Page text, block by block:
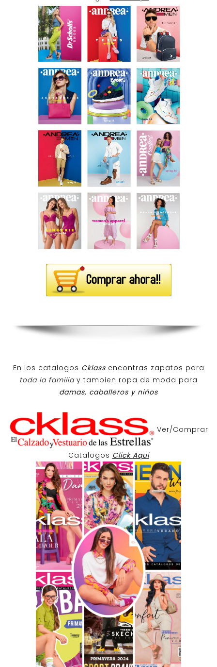
En los catalogos Cklass encontras zapatos para
toda la familiay tambien ropa de moda para
damas, caballeros y niños
Ver/Comprar
Catalogos Click Aqui